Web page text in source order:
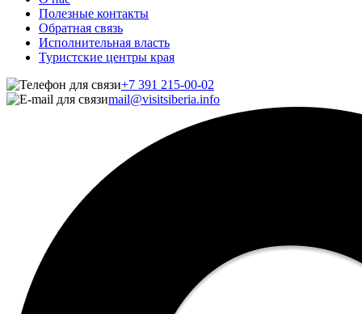
Полезные контакты
Обратная связь
Исполнительная власть
Туристские центры края
+7 391 215-00-02
mail@visitsiberia.info